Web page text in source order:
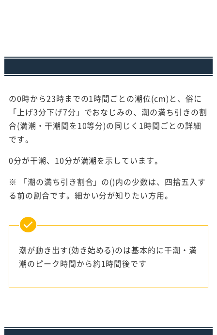
の0時から23時までの1時間ごとの潮位(cm)と、俗に
「上げ3分下げ7分」でおなじみの、潮の満ち引きの割
合(満潮・干潮間を10等分)の同じく1時間ごとの詳細
です。
0分が干潮、10分が満潮を示しています。
※ 「潮の満ち引き割合」の()内の少数は、四捨五入す
る前の割合です。細かい分が知りたい方用。
潮が動き出す(効き始める)のは基本的に干潮・満
潮のピーク時間から約1時間後です